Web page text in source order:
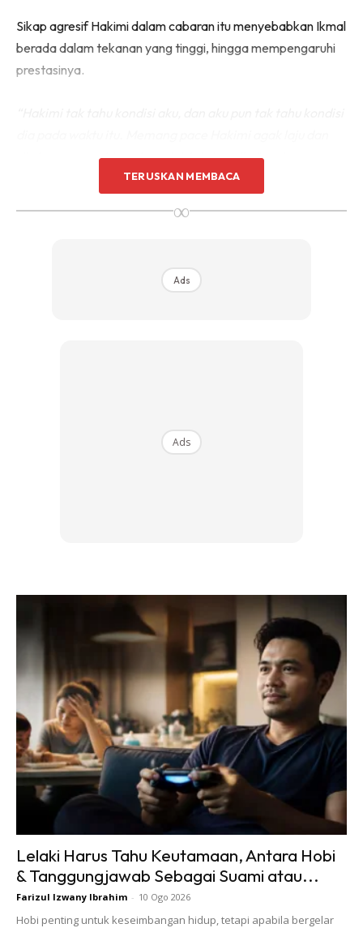
Sikap agresif Hakimi dalam cabaran itu menyebabkan Ikmal
berada dalam tekanan yang tinggi, hingga mempengaruhi
prestasinya.
dia keep on pushing aku untuk laju juga.”– Ikmal
Tekanan yang diberikan Hakimi menjejaskan fokus Ikmal,
menyebabkan dia cemas dan sukar mengawal pernafasan.
mengutamakan dirinya sendiri dan meninggalkan Ikmal di
Melihat situasi ini, Ikmal akhirnya memberi teguran kepada
Hakimi kerana terlalu obses dengan kemenangan dan
mengabaikan chemistry yang telah dibina selama lapan
minggu.
“Aku nak tegur sikit Kimi dekat sini. Selama aku lapan
minggu kerja dengan kau, hari ini aku tak selesa sikit kerja
dengan kau, jujur aku cakap. Disebabkan kau terlalu
eager nak menang, kau tinggal chemistry macam tu je.”–
Ikmal
TERUSKAN MEMBACA
∞
Ads
Ads
Lelaki Harus Tahu Keutamaan, Antara Hobi
& Tanggungjawab Sebagai Suami atau...
Farizul Izwany Ibrahim - 10 Ogo 2026
Hobi penting untuk keseimbangan hidup, tetapi apabila bergelar